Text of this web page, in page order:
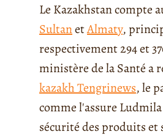
Le Kazakhstan compte
SultanetAlmaty,
respectivement 294 et
ministère de la Santé a
kazakh Tengrinews, le
comme l'assure
sécurité des produits et